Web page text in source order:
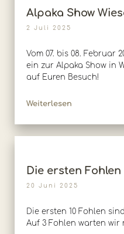
Alpaka Show
2 Juli 2025
Vom 07. bis 08. Februar
ein zur Alpaka Show in
auf Euren Besuch!
Weiterlesen
Die ersten
20 Juni 2025
Die ersten 10 Fohlen
Auf 3 Fohlen warten wir